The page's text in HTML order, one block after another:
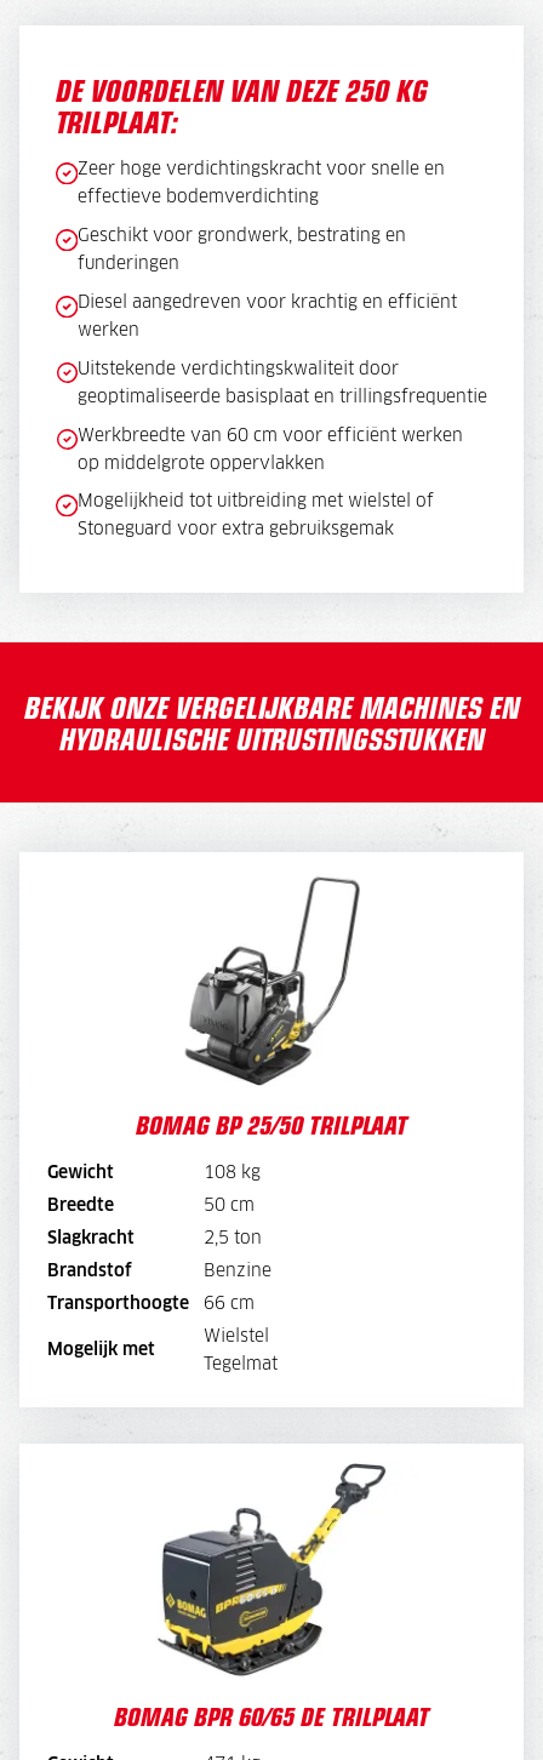
DE VOORDELEN VAN DEZE 250 KG
TRILPLAAT:
Zeer hoge verdichtingskracht voor snelle en
effectieve bodemverdichting
Geschikt voor grondwerk, bestrating en
funderingen
Diesel aangedreven voor krachtig en efficiënt
werken
Uitstekende verdichtingskwaliteit door
geoptimaliseerde basisplaat en trillingsfrequentie
Werkbreedte van 60 cm voor efficiënt werken
op middelgrote oppervlakken
Mogelijkheid tot uitbreiding met wielstel of
Stoneguard voor extra gebruiksgemak
BEKIJK ONZE VERGELIJKBARE MACHINES EN
HYDRAULISCHE UITRUSTINGSSTUKKEN
BOMAG BP 25/50 TRILPLAAT
Gewicht
108 kg
Breedte
50 cm
Slagkracht
2,5 ton
Brandstof
Benzine
Transporthoogte
66 cm
Mogelijk met
Wielstel
Tegelmat
BOMAG BP 25/50 TRILPLAAT
180,-
DIRECT AANVRAGEN
BOMAG BPR 60/65 DE TRILPLAAT
BOMAG BPR 60/65 DE TRILPLAAT
76,-
285,-